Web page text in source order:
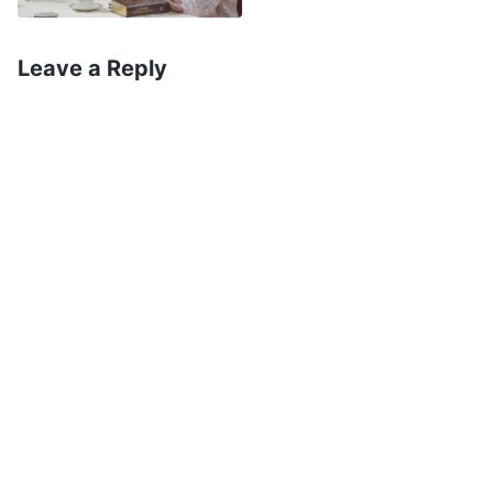
तिनीहरू सत्यताका सन्दर्भमा चाहिँ प्रयास गर्दैनन्, आफूलाई केही
माग्छन्, आफ्नो इज्जत जोगाउन खोज्छन्, र यी मामिलाहरू सम्हाल्न सधैँ
Leave a Reply